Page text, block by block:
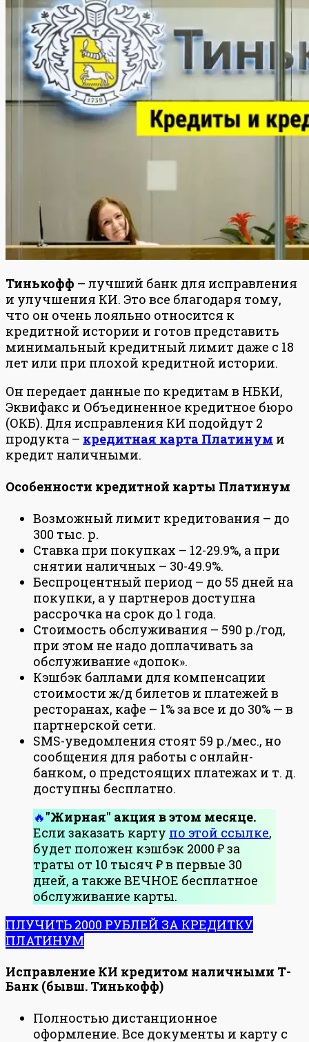
Тинькофф – лучший банк для исправления
и улучшения КИ. Это все благодаря тому,
что он очень лояльно относится к
кредитной истории и готов представить
минимальный кредитный лимит даже с 18
лет или при плохой кредитной истории.
Он передает данные по кредитам в НБКИ,
Эквифакс и Объединенное кредитное бюро
(ОКБ). Для исправления КИ подойдут 2
продукта – кредитная карта Платинум и
кредит наличными.
Особенности кредитной карты Платинум
Возможный лимит кредитования – до
300 тыс. р.
Ставка при покупках – 12-29.9%, а при
снятии наличных – 30-49.9%.
Беспроцентный период – до 55 дней на
покупки, а у партнеров доступна
рассрочка на срок до 1 года.
Стоимость обслуживания – 590 р./год,
при этом не надо доплачивать за
обслуживание «допок».
Кэшбэк баллами для компенсации
стоимости ж/д билетов и платежей в
ресторанах, кафе – 1% за все и до 30% — в
партнерской сети.
SMS-уведомления стоят 59 р./мес., но
сообщения для работы с онлайн-
банком, о предстоящих платежах и т. д.
доступны бесплатно.
"Жирная" акция в этом месяце.
Если заказать карту по этой ссылке,
будет положен кэшбэк 2000 ₽ за
траты от 10 тысяч ₽ в первые 30
дней, а также ВЕЧНОЕ бесплатное
обслуживание карты.
ПЛУЧИТЬ 2000 РУБЛЕЙ ЗА КРЕДИТКУ
ПЛАТИНУМ
Исправление КИ кредитом наличными Т-
Банк (бывш. Тинькофф)
Полностью дистанционное
оформление. Все документы и карту с